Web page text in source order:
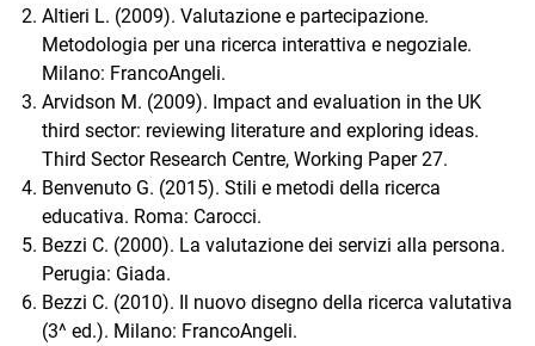
Altieri L. (2009). Valutazione e partecipazione.
Metodologia per una ricerca interattiva e negoziale.
Milano: FrancoAngeli.
Arvidson M. (2009). Impact and evaluation in the UK
third sector: reviewing literature and exploring ideas.
Third Sector Research Centre, Working Paper 27.
Benvenuto G. (2015). Stili e metodi della ricerca
educativa. Roma: Carocci.
Bezzi C. (2000). La valutazione dei servizi alla persona.
Perugia: Giada.
Bezzi C. (2010). Il nuovo disegno della ricerca valutativa
(3^ ed.). Milano: FrancoAngeli.